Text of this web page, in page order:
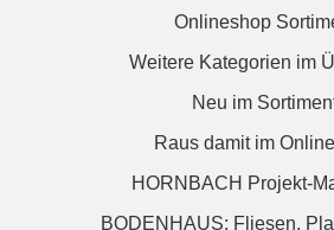
Onlineshop
Weitere Kategorien im
Neu im
Raus damit im
HORNBACH Projekt-
BODENHAUS: Fliesen.